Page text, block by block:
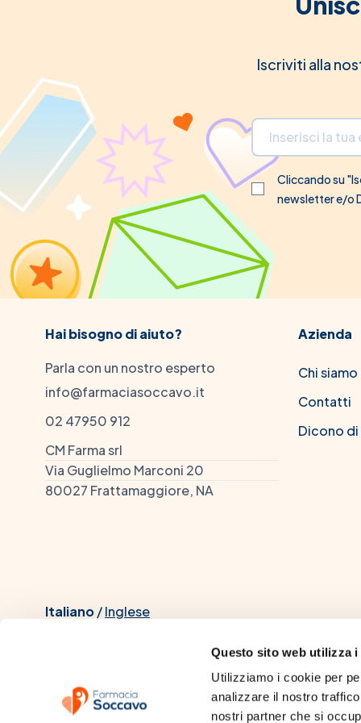
Questo sito web utilizza i
Utilizziamo i cookie per
analizzare il nostro
nostri partner che si
Iscriviti alla
Indirizzo email
Cliccando su
newsletter e/o
Hai bisogno di aiuto?
Parla con un nostro esperto
info@farmaciasoccavo.it
02 47950 912
CM Farma srl
Via Guglielmo Marconi 20
80027 Frattamaggiore, NA
Azienda
Chi siamo
Contatti
Dicono di
Italiano/Inglese
Dott. Chiacchio Mario,
dall'Università di